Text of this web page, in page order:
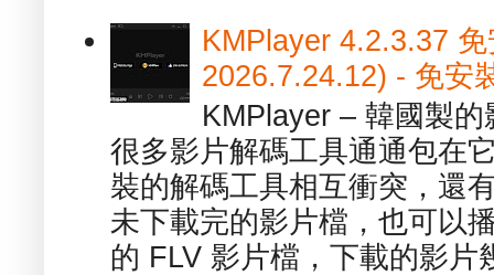
KMPlayer 4.2.3.37
2026.7.24.12) - 免安
KMPlayer – 韓國製
很多影片解碼工具通通包在
裝的解碼工具相互衝突，還
未下載完的影片檔，也可以
的 FLV 影片檔，下載的影片